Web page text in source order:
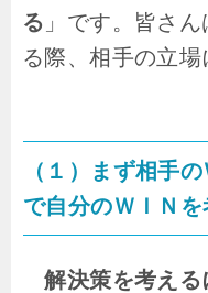
る 」です。皆さ
る際、相手の立
（１）まず相手
で自分のＷＩＮを
解決策を考える